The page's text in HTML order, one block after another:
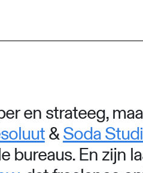
en strateeg,
&Soda
bureaus. En zijn